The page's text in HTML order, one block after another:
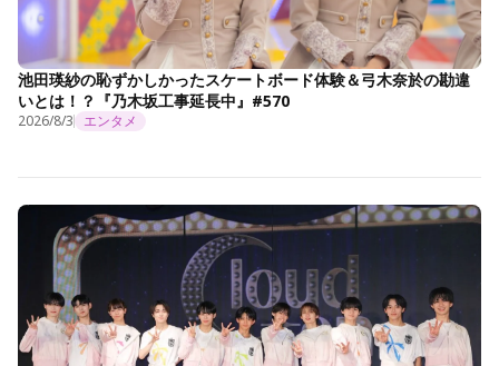
池田瑛紗の恥ずかしかったスケートボード体験＆弓木奈於の勘違
いとは！？『乃木坂工事延長中』#570
2026/8/3 エンタメ